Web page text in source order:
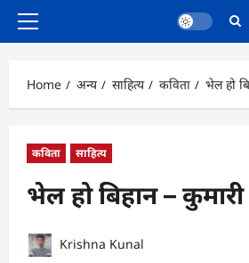
Primary
Home अन्य साहित्य कविता भेल हो
कविता साहित्य
भेल हो बिहान –
Krishna Kunal